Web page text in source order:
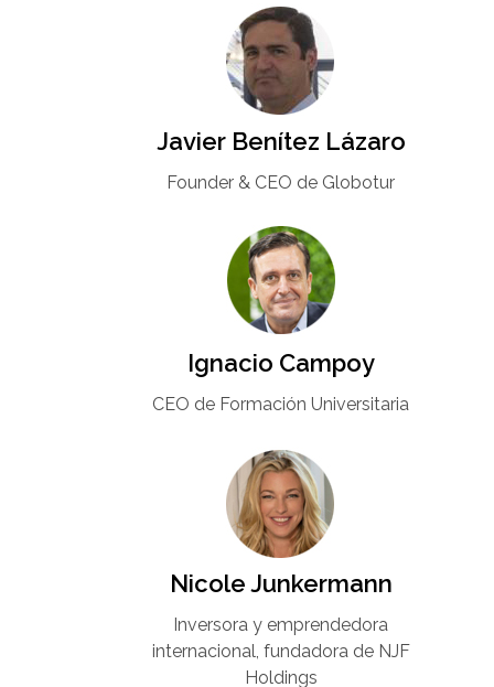
Javier Benítez Lázaro
Founder & CEO de Globotur​
Ignacio Campoy​
CEO de Formación Universitaria​
Nicole Junkermann​
Inversora y emprendedora
internacional, fundadora de NJF
Holdings